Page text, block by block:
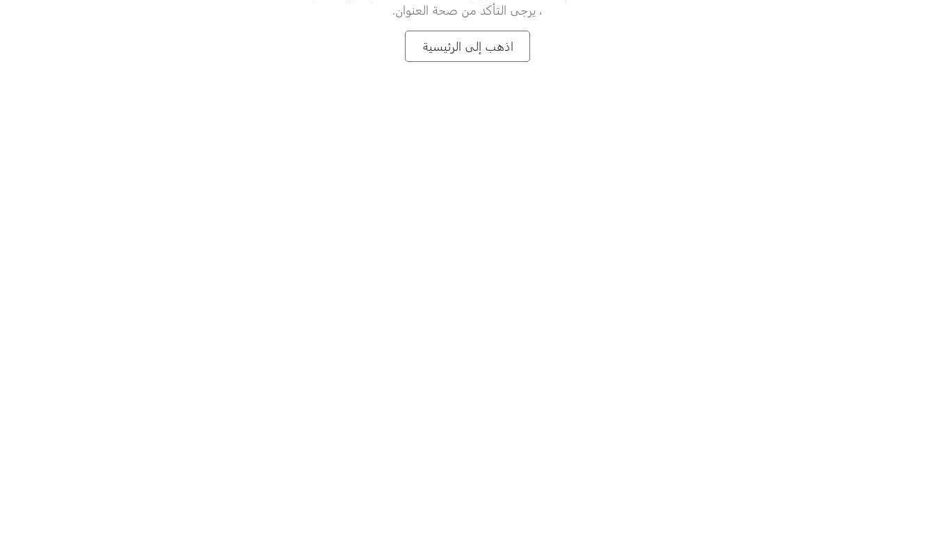
، يرجى التأكد من صحة العنوان.
اذهب إلى الرئيسية